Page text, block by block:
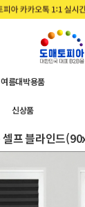
여름대박용품
신상품